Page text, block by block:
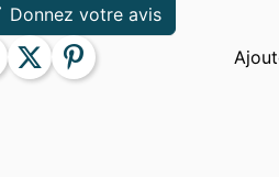
Donnez votre avis
twitter pinterest